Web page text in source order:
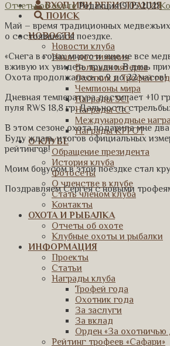
ВХОД ИЛИ РЕГИСТРАЦИЯ
ПОИСК
НОВОСТИ
Новости клуба
Наши достижения
Большая пятерка
Охотник и Трофей
Чемпионы мира
Награды SCI
Награды CIC
Международные
Награды КРРОТ
О КЛУБЕ
Обращение президента
История клуба
Фотосеты
О членстве в клубе
Стать членом клуба
Контакты
ОХОТА И РЫБАЛКА
Отчеты об охоте
Клубные охоты и рыбалки
ИНФОРМАЦИЯ
Проекты
Статьи
Награды клуба
Трофей года
Охотник года
За заслуги
За вклад
Орден «За охотничью
Рейтинг трофеев «Сафари»
Отчеты об охотеРедакция19.05.2021
Май – время традиционных
о состоявшейся поездке.
«Снега в горах много и еще не все
вживую их увидеть трудно. В день
Охота продолжалась с 9 до 22 часов!
Дневная температура достигает +10
пуля RWS 18,8 гр. Дальность
В этом сезоне охота подарила мне
Буду ждать итогов официальных
рейтингов!
Моим бонусом в этой поездке стал
Поздравляем Сергея с новыми